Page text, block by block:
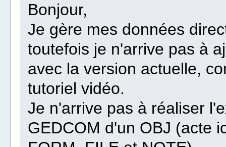
Bonjour,
Je gère mes données
toutefois je n'arrive pas à
avec la version actuelle,
tutoriel vidéo.
Je n'arrive pas à réaliser
GEDCOM d'un OBJ (acte